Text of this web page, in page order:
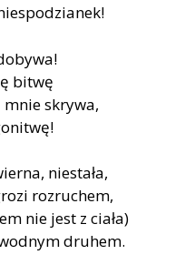
bitwę
skrywa,
niestała,
rozruchem,
nie jest z ciała)
druhem.